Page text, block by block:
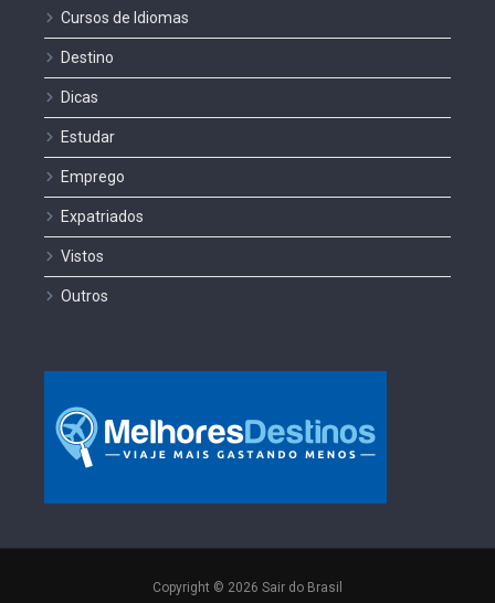
Cursos de Idiomas
Destino
Dicas
Estudar
Emprego
Expatriados
Vistos
Outros
Copyright © 2026 Sair do Brasil